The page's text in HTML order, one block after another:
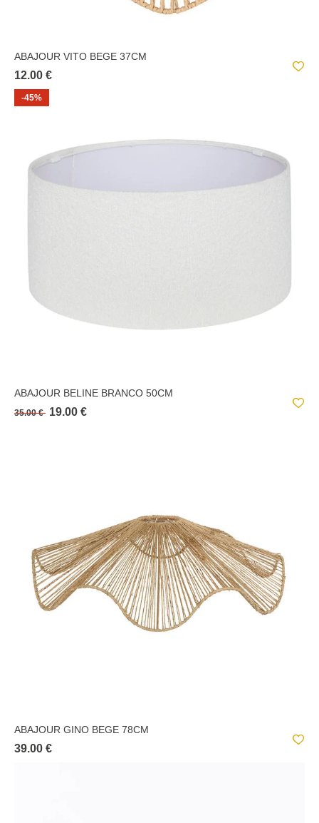
ABAJOUR VITO BEGE 37CM
12.00 €
-45%
ABAJOUR BELINE BRANCO 50CM
35.00 € 19.00 €
ABAJOUR GINO BEGE 78CM
39.00 €